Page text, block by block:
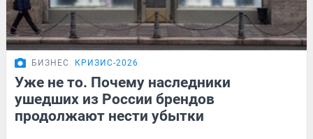
БИЗНЕС КРИЗИС-2026
Уже не то. Почему наследники
ушедших из России брендов
продолжают нести убытки